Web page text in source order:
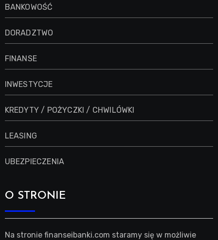
BANKOWOŚĆ
DORADZTWO
FINANSE
INWESTYCJE
KREDYTY / POŻYCZKI / CHWILÓWKI
LEASING
UBEZPIECZENIA
O STRONIE
Na stronie finanseibanki.com staramy się w możliwie